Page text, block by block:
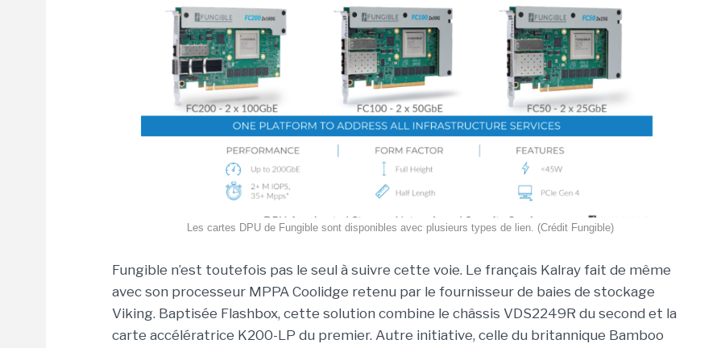
Les cartes DPU de Fungible sont disponibles avec plusieurs types de lien. (Crédit Fungible)
Fungible n’est toutefois pas le seul à suivre cette voie. Le français Kalray fait de même
avec son processeur MPPA Coolidge retenu par le fournisseur de baies de stockage
Viking. Baptisée Flashbox, cette solution combine le châssis VDS2249R du second et la
carte accélératrice K200-LP du premier. Autre initiative, celle du britannique Bamboo